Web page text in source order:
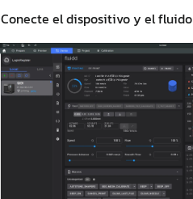
Conecte el dispositivo y el fluido